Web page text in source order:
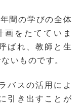
間の学びの全体
をたてていま
ばれ、教師と生
いものです。
バスの活用によ
引き出すことが